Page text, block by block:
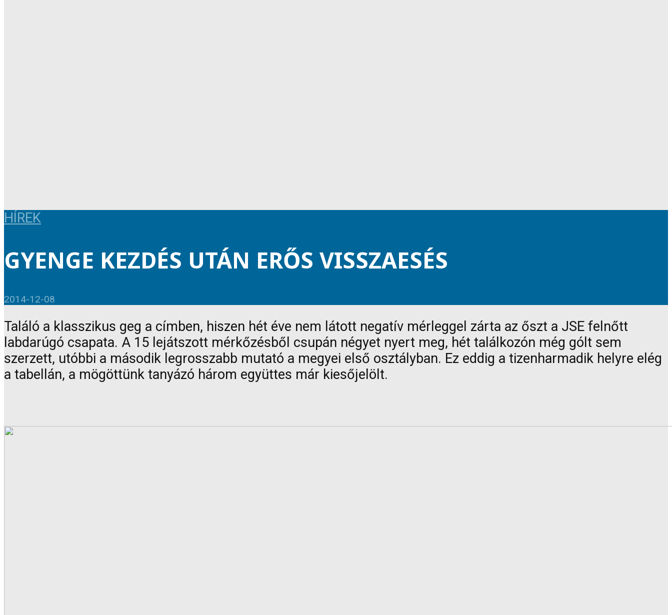
HÍREK
GYENGE KEZDÉS UTÁN ERŐS VISSZAESÉS
2014-12-08
Találó a klasszikus geg a címben, hiszen hét éve nem látott negatív mérleggel zárta az őszt a JSE felnőtt
labdarúgó csapata. A 15 lejátszott mérkőzésből csupán négyet nyert meg, hét találkozón még gólt sem
szerzett, utóbbi a második legrosszabb mutató a megyei első osztályban. Ez eddig a tizenharmadik helyre elég
a tabellán, a mögöttünk tanyázó három együttes már kiesőjelölt.